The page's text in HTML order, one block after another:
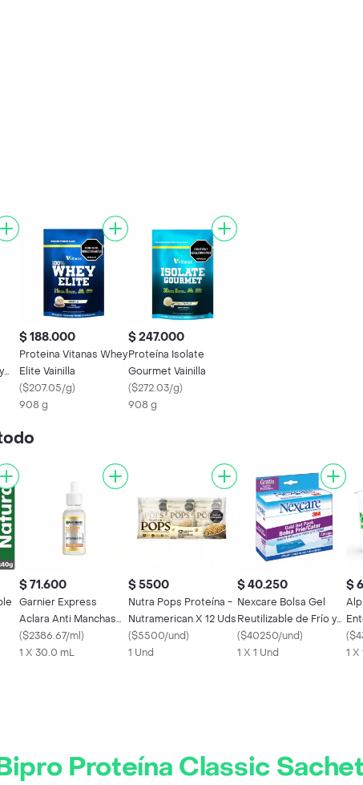
$ 188.000
Proteina Vitanas Whey
Elite Vainilla
($207.05/g)
908 g
$ 247.000
Proteína Isolate
Gourmet Vainilla
($272.03/g)
908 g
$ 71.600
Garnier Express
Aclara Anti Manchas
Sérum Vitamina C Día
($2386.67/ml)
1 X 30.0 mL
$ 5500
Nutra Pops Proteína -
Nutramerican X 12 Uds
($5500/und)
1 Und
$ 40.250
Nexcare Bolsa Gel
Reutilizable de Frío y
Calor para Adulto
($40250/und)
1 X 1 Und
$
(
1
Proteína Classic